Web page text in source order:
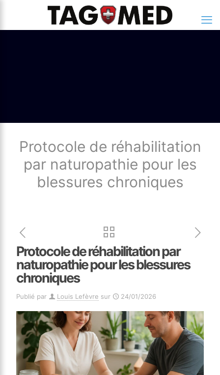
Protocole de réhabilitation
par naturopathie pour les
blessures chroniques
Protocole de réhabilitation par
naturopathie pour les blessures
chroniques
Publié par Louis Lefèvre sur 24/01/2026